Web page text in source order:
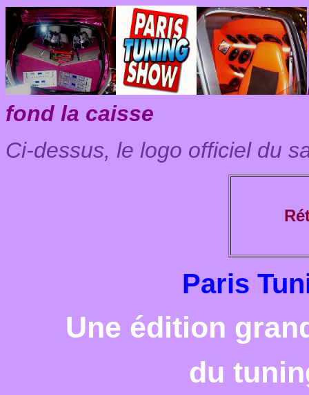
fond la caisse
Ci-dessus, le logo officiel du
Paris
Une édition
du